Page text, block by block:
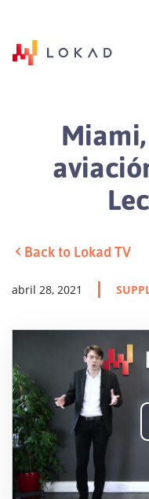
Back to Lokad TV
abril 28, 2021